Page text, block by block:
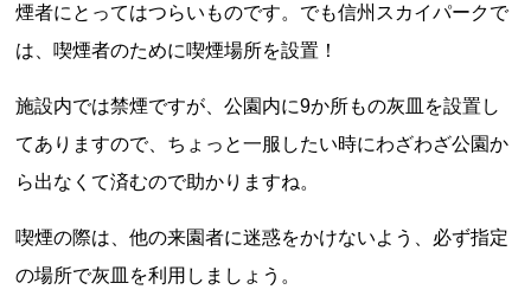
煙者にとってはつらいものです。でも信州スカイパークで
は、喫煙者のために喫煙場所を設置！
施設内では禁煙ですが、公園内に9か所もの灰皿を設置し
てありますので、ちょっと一服したい時にわざわざ公園か
ら出なくて済むので助かりますね。
喫煙の際は、他の来園者に迷惑をかけないよう、必ず指定
の場所で灰皿を利用しましょう。